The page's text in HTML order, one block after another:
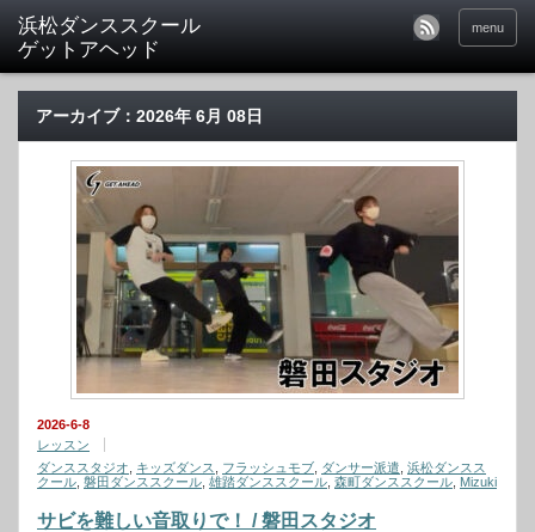
menu
アーカイブ：2026年 6月 08日
2026-6-8
レッスン
ダンススタジオ
キッズダンス フラッシュモブ ダンサー派遣 浜松ダンスス
クール 磐田ダンススクール 雄踏ダンススクール 森町ダンススクール Mizuki
サビを難しい音取りで！ / 磐田スタジオ